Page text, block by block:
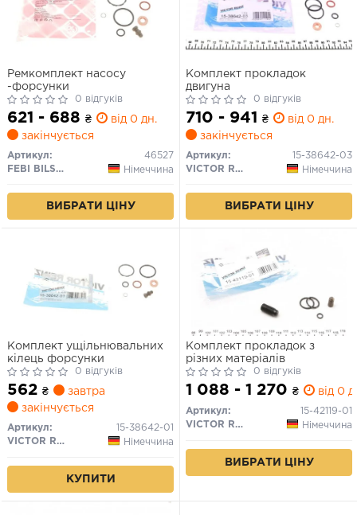
Ремкомплект насосу
-форсунки
0 відгуків
621 - 688 ₴
від 0 дн.
закінчується
Артикул:
46527
FEBI BILSTEIN
Німеччина
ВИБРАТИ ЦІНУ
Комплект прокладок
двигуна
0 відгуків
710 - 941 ₴
від 0 дн.
закінчується
Артикул:
15-38642-03
VICTOR REINZ
Німеччина
ВИБРАТИ ЦІНУ
Комплект ущільнювальних
кілець форсунки
0 відгуків
562 ₴
завтра
закінчується
Артикул:
15-38642-01
VICTOR REINZ
Німеччина
КУПИТИ
Комплект прокладок з
різних матеріалів
0 відгуків
1 088 - 1 270 ₴ від 0
Артикул:
15-42119-01
VICTOR REINZ
Німеччина
ВИБРАТИ ЦІНУ